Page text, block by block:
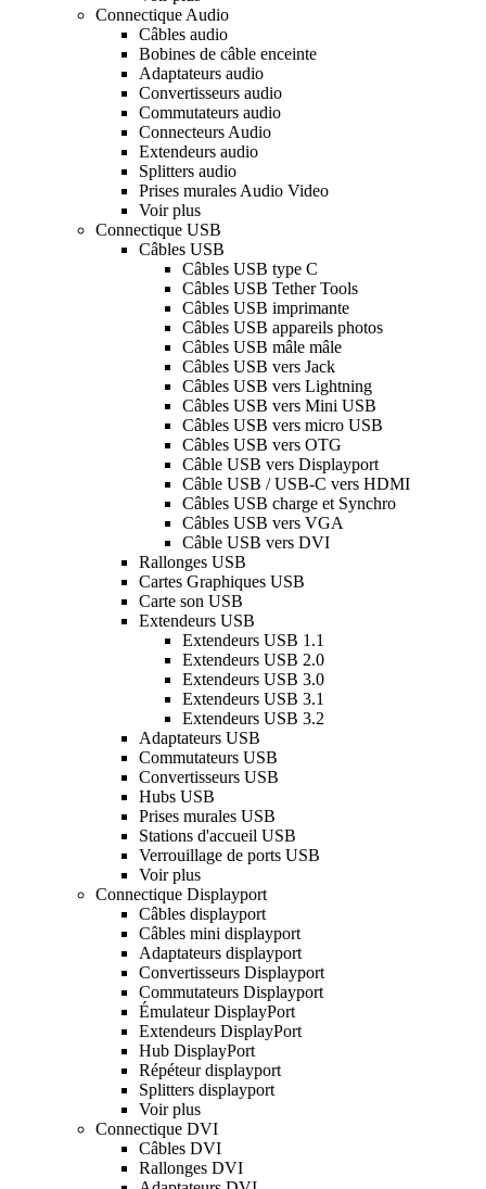
Connectique Audio
Câbles audio
Bobines de câble enceinte
Adaptateurs audio
Convertisseurs audio
Commutateurs audio
Connecteurs Audio
Extendeurs audio
Splitters audio
Prises murales Audio Video
Voir plus
Connectique USB
Câbles USB
Câbles USB type C
Câbles USB Tether Tools
Câbles USB imprimante
Câbles USB appareils photos
Câbles USB mâle mâle
Câbles USB vers Jack
Câbles USB vers Lightning
Câbles USB vers Mini USB
Câbles USB vers micro USB
Câbles USB vers OTG
Câble USB vers Displayport
Câble USB / USB-C vers HDMI
Câbles USB charge et Synchro
Câbles USB vers VGA
Câble USB vers DVI
Rallonges USB
Cartes Graphiques USB
Carte son USB
Extendeurs USB
Extendeurs USB 1.1
Extendeurs USB 2.0
Extendeurs USB 3.0
Extendeurs USB 3.1
Extendeurs USB 3.2
Adaptateurs USB
Commutateurs USB
Convertisseurs USB
Hubs USB
Prises murales USB
Stations d'accueil USB
Verrouillage de ports USB
Voir plus
Connectique Displayport
Câbles displayport
Câbles mini displayport
Adaptateurs displayport
Convertisseurs Displayport
Commutateurs Displayport
Émulateur DisplayPort
Extendeurs DisplayPort
Hub DisplayPort
Répéteur displayport
Splitters displayport
Voir plus
Connectique DVI
Câbles DVI
Rallonges DVI